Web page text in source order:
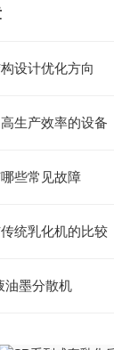
设计优化方向
生产效率的设备
些常见故障
统乳化机的比较
油墨分散机